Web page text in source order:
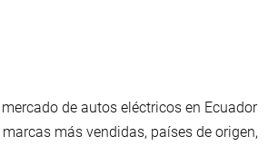
de autos eléctricos en Ecuador
más vendidas, países de origen,